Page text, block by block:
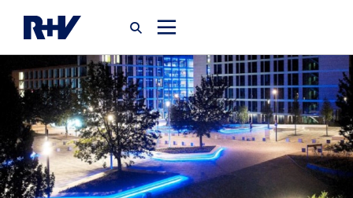
Startseite
Newsroom
Über uns